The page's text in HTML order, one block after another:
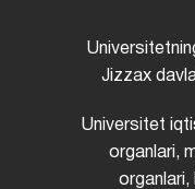
Jizzax
Universitet
organlari,
organlari,